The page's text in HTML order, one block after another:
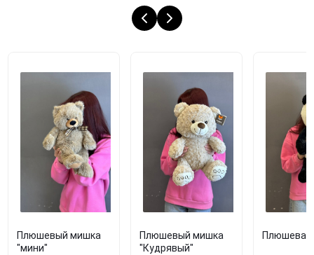
Плюшевый мишка
"мини"
Плюшевый мишка
"Кудрявый"
Плюшевая